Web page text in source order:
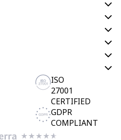
ISO
27001
CERTIFIED
GDPR
COMPLIANT